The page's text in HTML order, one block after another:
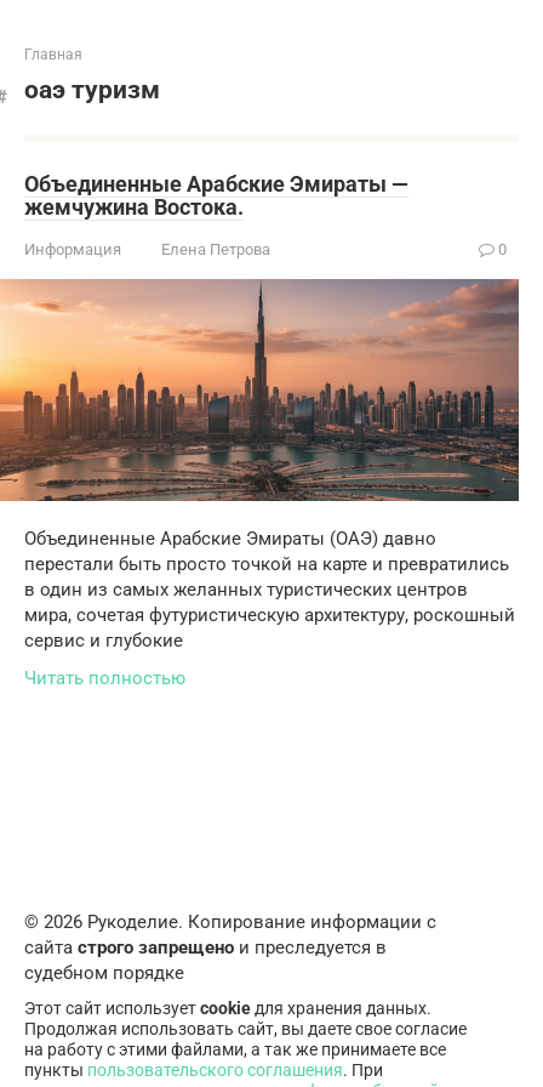
Главная
оаэ туризм
Объединенные Арабские Эмираты —
жемчужина Востока.
Информация Елена Петрова 0
Объединенные Арабские Эмираты (ОАЭ) давно
перестали быть просто точкой на карте и превратились
в один из самых желанных туристических центров
мира, сочетая футуристическую архитектуру, роскошный
сервис и глубокие
Читать полностью
© 2026 Рукоделие. Копирование информации с
сайта строго запрещено и преследуется в
судебном порядке
Этот сайт используетcookieдля хранения данных.
Продолжая использовать сайт, вы даете свое согласие
на работу с этими файлами, а так же принимаете все
пункты пользовательского соглашения. При